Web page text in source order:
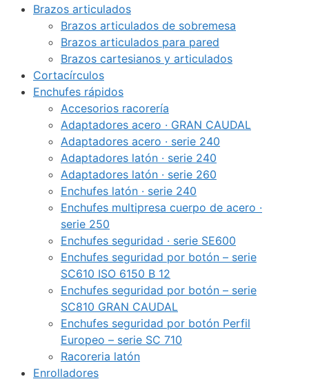
Brazos articulados
Brazos articulados de sobremesa
Brazos articulados para pared
Brazos cartesianos y articulados
Cortacírculos
Enchufes rápidos
Accesorios racorería
Adaptadores acero · GRAN CAUDAL
Adaptadores acero · serie 240
Adaptadores latón · serie 240
Adaptadores latón · serie 260
Enchufes latón · serie 240
Enchufes multipresa cuerpo de acero ·
serie 250
Enchufes seguridad · serie SE600
Enchufes seguridad por botón – serie
SC610 ISO 6150 B 12
Enchufes seguridad por botón – serie
SC810 GRAN CAUDAL
Enchufes seguridad por botón Perfil
Europeo – serie SC 710
Racoreria latón
Enrolladores